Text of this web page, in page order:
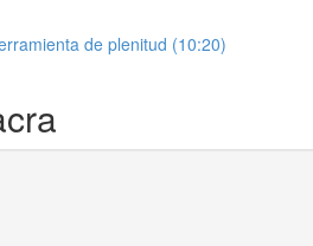
de plenitud (10:20)